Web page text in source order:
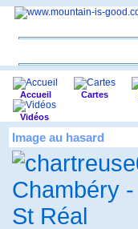
Accueil Cartes
Vidéos
Image au hasard